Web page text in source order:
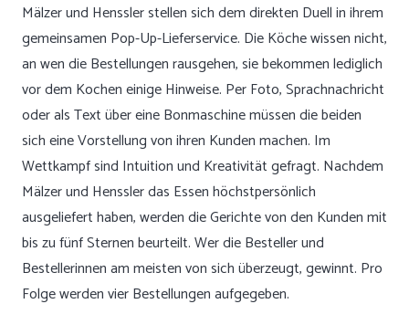
Mälzer und Henssler stellen sich dem direkten Duell in ihrem
gemeinsamen Pop-Up-Lieferservice. Die Köche wissen nicht,
an wen die Bestellungen rausgehen, sie bekommen lediglich
vor dem Kochen einige Hinweise. Per Foto, Sprachnachricht
oder als Text über eine Bonmaschine müssen die beiden
sich eine Vorstellung von ihren Kunden machen. Im
Wettkampf sind Intuition und Kreativität gefragt. Nachdem
Mälzer und Henssler das Essen höchstpersönlich
ausgeliefert haben, werden die Gerichte von den Kunden mit
bis zu fünf Sternen beurteilt. Wer die Besteller und
Bestellerinnen am meisten von sich überzeugt, gewinnt. Pro
Folge werden vier Bestellungen aufgegeben.